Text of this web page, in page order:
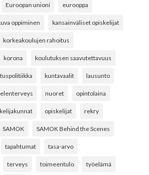
Euroopan unioni eurooppa
oppiminen kansainväliset opiskelijat
korkeakoulujen rahoitus
korona koulutuksen saavutettavuus
kuntavaalit lausunto
nuoret opintolaina
opiskelijat rekry
SAMOK SAMOK Behind the Scenes
tapahtumat tasa-arvo
terveys toimeentulo työelämä